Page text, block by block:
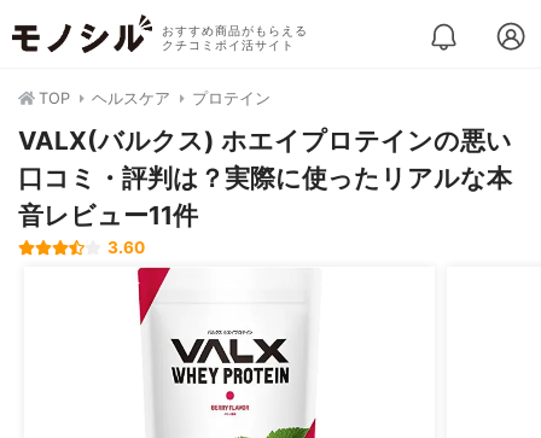
おすすめ商品がもらえる
クチコミポイ活サイト
TOP ヘルスケア プロテイン
VALX(バルクス) ホエイプロテインの悪い
口コミ・評判は？実際に使ったリアルな本
音レビュー11件
3.60